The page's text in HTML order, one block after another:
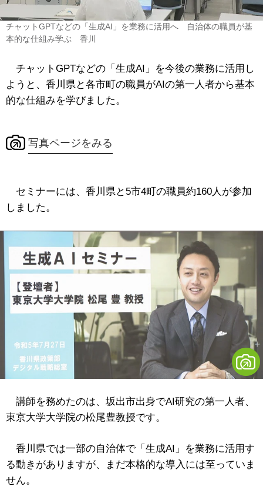
チャットGPTなどの「生成AI」を業務に活用へ 自治体の職員が基
本的な仕組み学ぶ 香川
チャットGPTなどの「生成AI」を今後の業務に活用し
ようと、香川県と各市町の職員がAIの第一人者から基本
的な仕組みを学びました。
写真ページをみる
セミナーには、香川県と5市4町の職員約160人が参加
しました。
講師を務めたのは、坂出市出身でAI研究の第一人者、
東京大学大学院の松尾豊教授です。
香川県では一部の自治体で「生成AI」を業務に活用す
る動きがありますが、まだ本格的な導入には至っていま
せん。